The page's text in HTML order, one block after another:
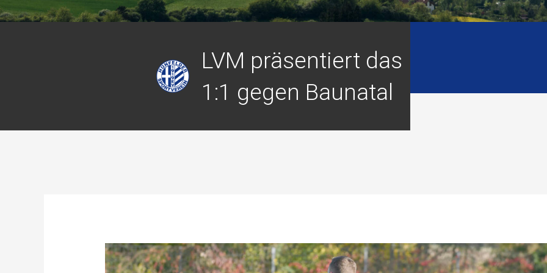
LVM präsentiert das
1:1 gegen Baunatal